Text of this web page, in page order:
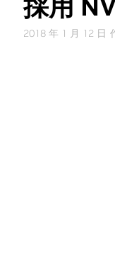
採用
2018 年 1 月 12 日